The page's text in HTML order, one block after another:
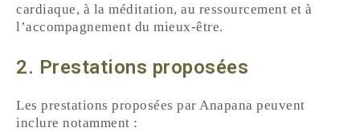
cardiaque, à la méditation, au ressourcement et à
l’accompagnement du mieux-être.
2. Prestations proposées
Les prestations proposées par Anapana peuvent
inclure notamment :